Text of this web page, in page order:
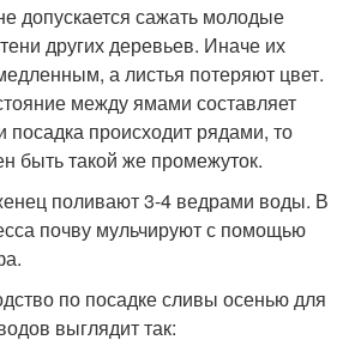
допускается сажать молодые
других деревьев. Иначе их
а листья потеряют цвет.
между ямами составляет
происходит рядами, то
быть такой же промежуток.
поливают 3-4 ведрами воды. В
почву мульчируют с помощью
по посадке сливы осенью для
выглядит так: